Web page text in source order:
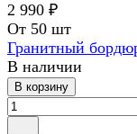
2 990 ₽
От 50 шт
Гранитный
В наличии
В корзину